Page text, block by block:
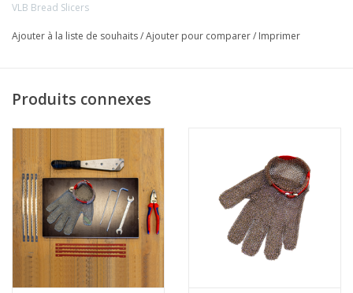
VLB Bread Slicers
Ajouter à la liste de souhaits/Ajouter pour comparer/ Imprimer
Produits connexes